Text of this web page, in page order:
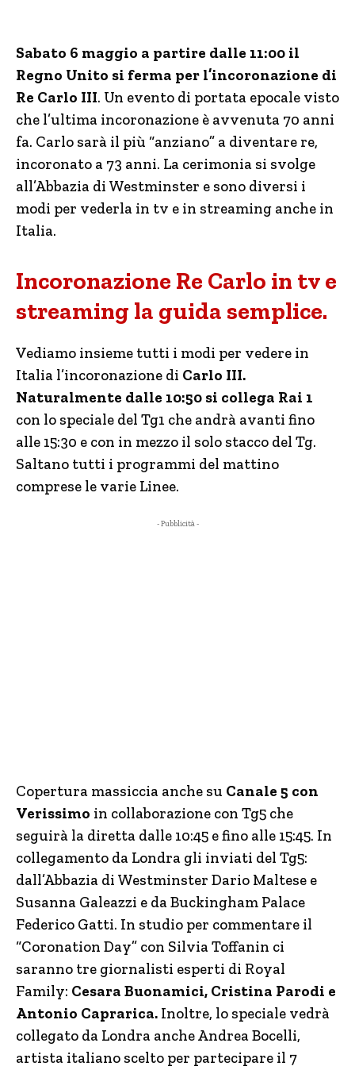
Sabato 6 maggio a partire dalle 11:00 il
Regno Unito si ferma per l’incoronazione di
Re Carlo III. Un evento di portata epocale visto
che l’ultima incoronazione è avvenuta 70 anni
fa. Carlo sarà il più “anziano” a diventare re,
incoronato a 73 anni. La cerimonia si svolge
all’Abbazia di Westminster e sono diversi i
modi per vederla in tv e in streaming anche in
Italia.
Incoronazione Re Carlo in tv e
streaming la guida semplice.
Vediamo insieme tutti i modi per vedere in
Italia l’incoronazione di Carlo III.
Naturalmente dalle 10:50 si collega Rai 1
con lo speciale del Tg1 che andrà avanti fino
alle 15:30 e con in mezzo il solo stacco del Tg.
Saltano tutti i programmi del mattino
comprese le varie Linee.
- Pubblicità -
Copertura massiccia anche su Canale 5 con
Verissimo in collaborazione con Tg5 che
seguirà la diretta dalle 10:45 e fino alle 15:45. In
collegamento da Londra gli inviati del Tg5:
dall’Abbazia di Westminster Dario Maltese e
Susanna Galeazzi e da Buckingham Palace
Federico Gatti. In studio per commentare il
“Coronation Day” con Silvia Toffanin ci
saranno tre giornalisti esperti di Royal
Family: Cesara Buonamici, Cristina Parodi e
Antonio Caprarica. Inoltre, lo speciale vedrà
collegato da Londra anche Andrea Bocelli,
artista italiano scelto per partecipare il 7